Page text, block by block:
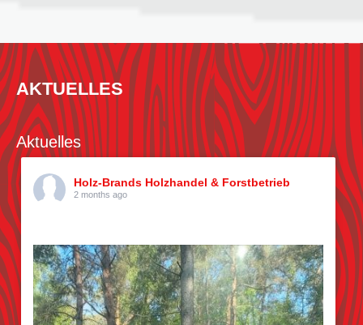
AKTUELLES
Aktuelles
Holz-Brands Holzhandel & Forstbetrieb
2 months ago